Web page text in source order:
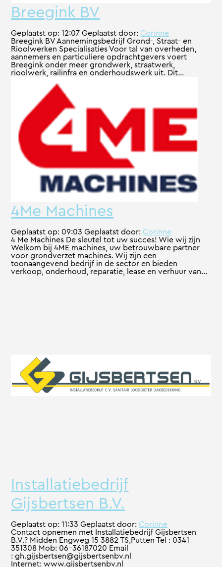
Breegink BV
Geplaatst op:12:07Geplaatst door: Corinne
Breegink BV Aannemingsbedrijf Grond-, Straat- en
Rioolwerken Specialisaties Voor tal van overheden,
aannemers en particuliere opdrachtgevers voert
Breegink onder meer grondwerk, straatwerk,
rioolwerk, railinfra en onderhoudswerk uit. Dit...
4Me Machines
Geplaatst op: 09:03Geplaatst door: Corinne
4 Me Machines De sleutel tot uw succes! Wie wij zijn
Welkom bij 4ME machines, uw betrouwbare partner
voor grondverzet machines. Wij zijn een
toonaangevend bedrijf in de sector en bieden
verkoop, onderhoud, reparatie, lease en verhuur van...
Installatiebedrijf
Gijsbertsen B.V.
Geplaatst op:11:33Geplaatst door: Corinne
Contact opnemen met Installatiebedrijf Gijsbertsen
B.V.? Midden Engweg 15 3882 TS,Putten Tel : 0341-
351308 Mob: 06-36187020 Email
: gh.gijsbertsen@gijsbertsenbv.nl
Internet: www.gijsbertsenbv.nl